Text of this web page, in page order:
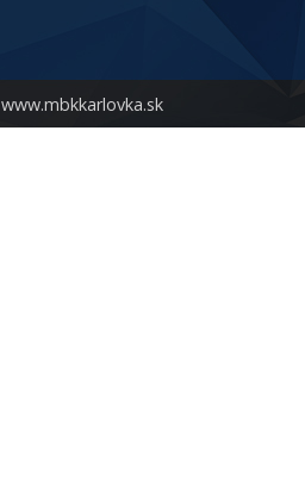
www.mbkkarlovka.sk